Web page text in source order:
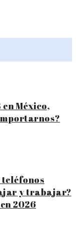
México,
teléfonos
y trabajar?
2026